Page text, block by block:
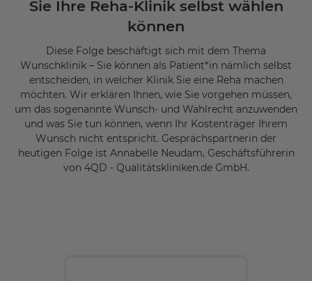
Sie Ihre Reha-Klinik selbst wählen
können
Diese Folge beschäftigt sich mit dem Thema
Wunschklinik – Sie können als Patient*in nämlich selbst
entscheiden, in welcher Klinik Sie eine Reha machen
möchten. Wir erklären Ihnen, wie Sie vorgehen müssen,
um das sogenannte Wunsch- und Wahlrecht anzuwenden
und was Sie tun können, wenn Ihr Kostenträger Ihrem
Wunsch nicht entspricht. Gesprächspartnerin der
heutigen Folge ist Annabelle Neudam, Geschäftsführerin
von 4QD - Qualitätskliniken.de GmbH.